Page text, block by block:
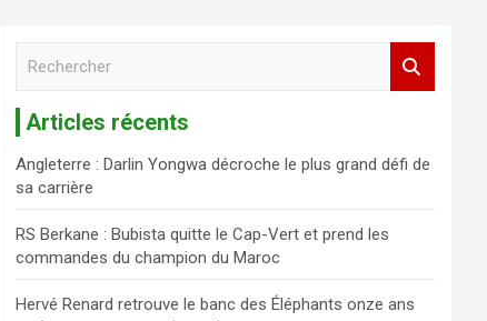
r
c
h
e
r
Articles récents
Angleterre : Darlin Yongwa décroche le plus grand défi de
sa carrière
RS Berkane : Bubista quitte le Cap-Vert et prend les
commandes du champion du Maroc
Hervé Renard retrouve le banc des Éléphants onze ans